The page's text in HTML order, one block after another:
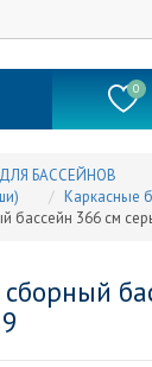
0
БАССЕЙНОВ
Каркасные
бассейн 366 см